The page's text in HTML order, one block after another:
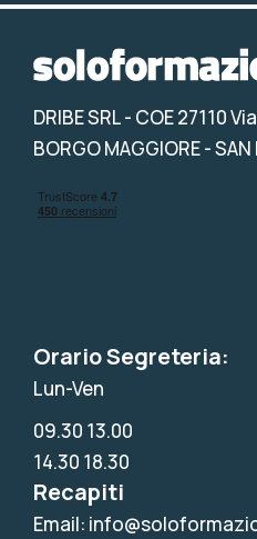
DRIBE SRL- COE 27110
BORGO MAGGIORE -
Orario Segreteria:
Lun-Ven
09.30 13.00
14.30 18.30
Recapiti
Email: